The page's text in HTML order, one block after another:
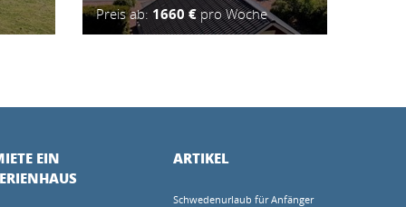
Preis ab: 1660 €pro Woche
EIN
ARTIKEL
Schwedenurlaub für Anfänger